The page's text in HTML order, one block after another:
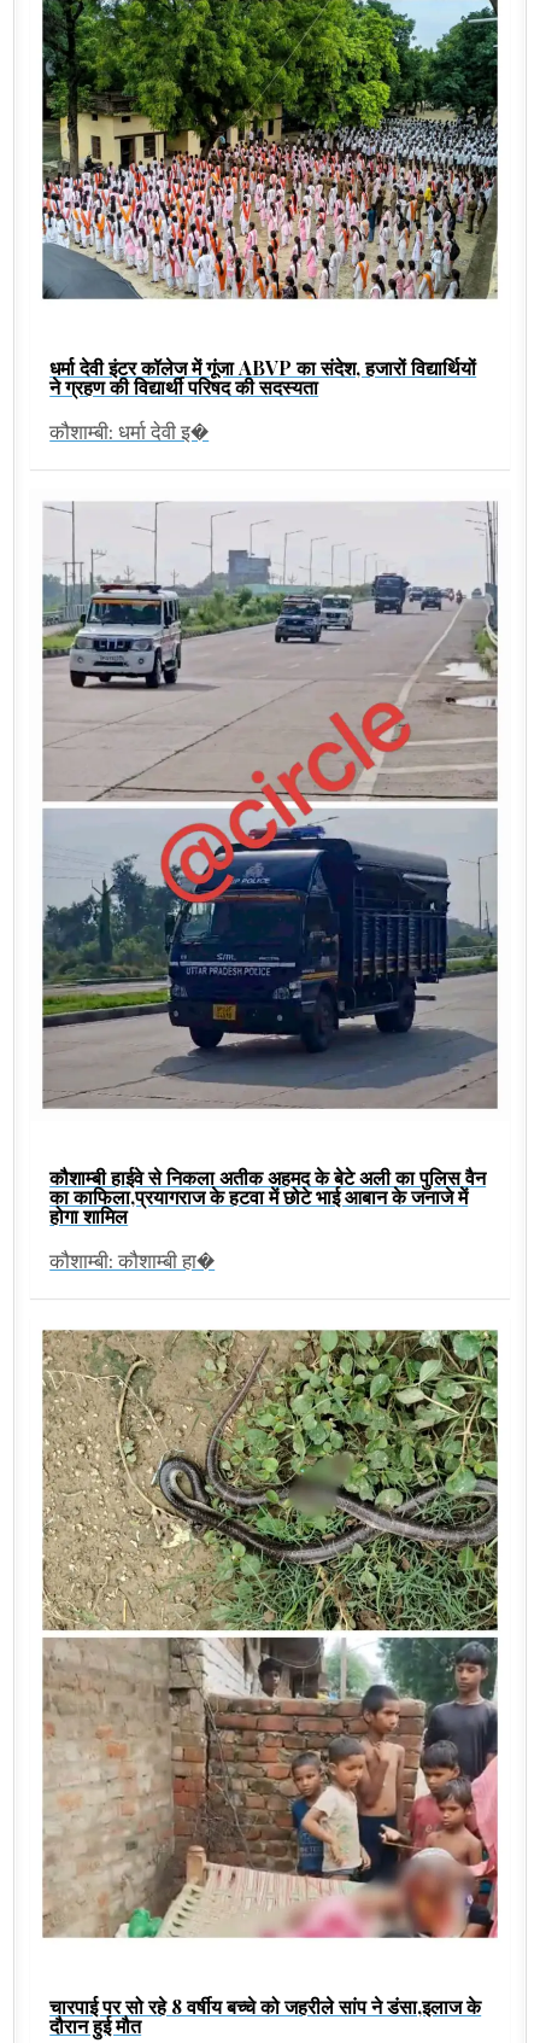
धर्मा देवी इंटर कॉलेज में गूंजा ABVP का संदेश, हजारों विद्यार्थियों
ने ग्रहण की विद्यार्थी परिषद की सदस्यता
कौशाम्बी: धर्मा देवी इ�
कौशाम्बी हाईवे से निकला अतीक अहमद के बेटे अली का पुलिस वैन
का काफिला,प्रयागराज के हटवा में छोटे भाई आबान के जनाजे में
होगा शामिल
कौशाम्बी: कौशाम्बी हा�
चारपाई पर सो रहे 8 वर्षीय बच्चे को जहरीले सांप ने डंसा,इलाज के
दौरान हुई मौत